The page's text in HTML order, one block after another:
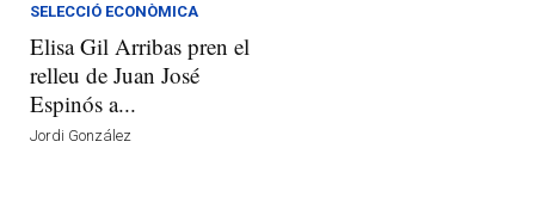
SELECCIÓ ECONÒMICA
Elisa Gil Arribas pren el
relleu de Juan José
Espinós a...
Jordi González